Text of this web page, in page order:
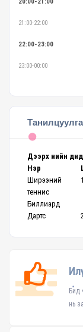
21:00-22:00
22:00-23:00
23:00-00:00
Танилцуулга
Дээрх үнийн
Нэр
Ширээний
теннис
Биллиард
Дартс
Бид
нь